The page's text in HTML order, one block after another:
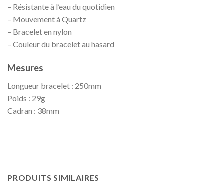
– Résistante à l’eau du quotidien
– Mouvement à Quartz
– Bracelet en nylon
– Couleur du bracelet au hasard
Mesures
Longueur bracelet : 250mm
Poids : 29g
Cadran : 38mm
PRODUITS SIMILAIRES